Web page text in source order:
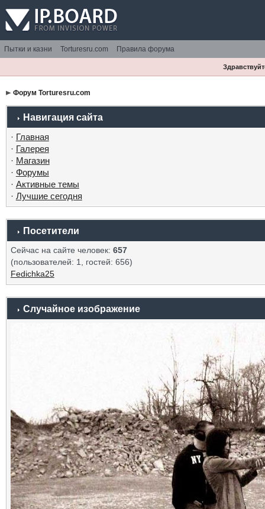
Пытки и казни Torturesru.com Правила форума
Форум Torturesru.com
Навигация сайта
· Главная
· Галерея
· Магазин
· Форумы
· Активные темы
· Лучшие сегодня
Посетители
Сейчас на сайте человек: 657
(пользователей: 1, гостей: 656)
Fedichka25
Случайное изображение